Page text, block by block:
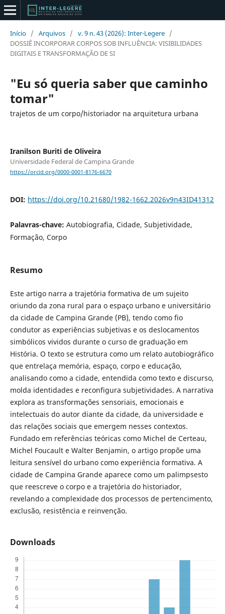
Início / Arquivos / v. 9 n. 43 (2026): Inter-Legere /
DOSSIÊ INCORPORAR CORPOS SOB INFLUÊNCIA: VISIBILIDADES
DIGITAIS E TRANSFORMAÇÃO DE SI
"Eu só queria saber que caminho
tomar"
trajetos de um corpo/historiador na arquitetura urbana
Iranilson Buriti de Oliveira
Universidade Federal de Campina Grande
https://orcid.org/0000-0001-8176-6670
DOI: https://doi.org/10.21680/1982-1662.2026v9n43ID41312
Palavras-chave: Autobiografia, Cidade, Subjetividade,
Formação, Corpo
Resumo
Este artigo narra a trajetória formativa de um sujeito
oriundo da zona rural para o espaço urbano e universitário
da cidade de Campina Grande (PB), tendo como fio
condutor as experiências subjetivas e os deslocamentos
simbólicos vividos durante o curso de graduação em
História. O texto se estrutura como um relato autobiográfico
que entrelaça memória, espaço, corpo e educação,
analisando como a cidade, entendida como texto e discurso,
molda identidades e reconfigura subjetividades. A narrativa
explora as transformações sensoriais, emocionais e
intelectuais do autor diante da cidade, da universidade e
das relações sociais que emergem nesses contextos.
Fundado em referências teóricas como Michel de Certeau,
Michel Foucault e Walter Benjamin, o artigo propõe uma
leitura sensível do urbano como experiência formativa. A
cidade de Campina Grande aparece como um palimpsesto
que reescreve o corpo e a trajetória do historiador,
revelando a complexidade dos processos de pertencimento,
exclusão, resistência e reinvenção.
Downloads